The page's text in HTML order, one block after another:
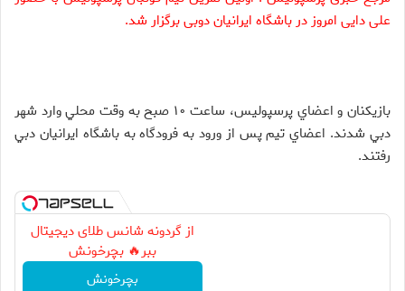
علی دایی امروز در باشگاه ایرانیان دوبی برگزار شد.
بازيكنان و اعضاي پرسپوليس، ساعت ۱۰ صبح به وقت محلي وارد شهر
دبي شدند. اعضاي تيم پس از ورود به فرودگاه به باشگاه ايرانيان دبي
رفتند.
از گردونه شانس طلای دیجیتال
ببر🔥 بچرخونش
بچرخونش